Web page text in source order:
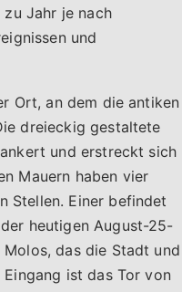
Jahr je nach
und
Ort, an dem die antiken
dreieckig gestaltete
und erstreckt sich
Mauern haben vier
Stellen. Einer befindet
heutigen August-25-
das die Stadt und
ist das Tor von